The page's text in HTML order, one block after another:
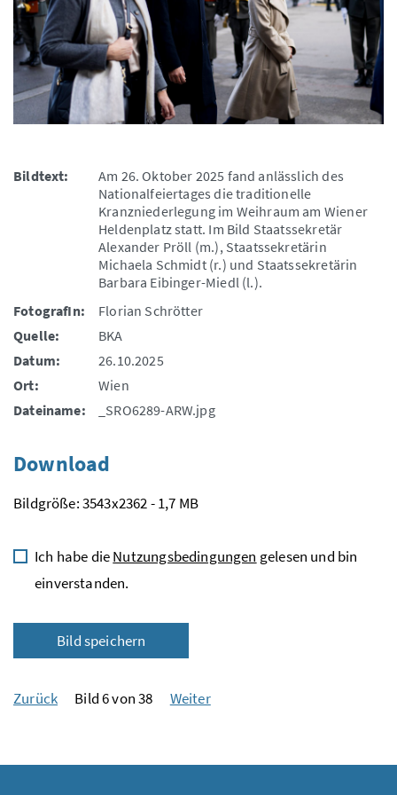
Bildtext:
Am 26. Oktober 2025 fand anlässlich des
Nationalfeiertages die traditionelle
Kranzniederlegung im Weihraum am Wiener
Heldenplatz statt. Im Bild Staatssekretär
Alexander Pröll (m.), Staatssekretärin
Michaela Schmidt (r.) und Staatssekretärin
Barbara Eibinger-Miedl (l.).
FotografIn:
Florian Schrötter
Quelle:
BKA
Datum:
26.10.2025
Ort:
Wien
Dateiname:
_SRO6289-ARW.jpg
Download
Bildgröße: 3543x2362 - 1,7 MB
Ich habe dieNutzungsbedingungen gelesen und bin
einverstanden.
Bild speichern
Zurück Bild 6 von 38 Weiter